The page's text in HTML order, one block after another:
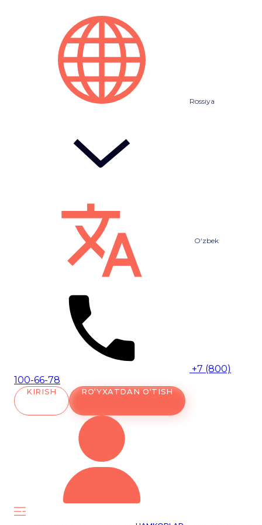
Rossiya
O‘zbek
+7 (800)
100-66-78
KIRISH RO‘YXATDAN O‘TISH